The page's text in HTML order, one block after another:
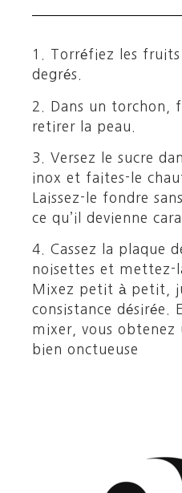
1. Torréfiez les
degrés.
2. Dans un torchon,
retirer la peau.
3. Versez le sucre
inox et faites-le
Laissez-le fondre
ce qu’il devienne
4. Cassez la plaque
noisettes et mettez-
Mixez petit à petit,
consistance désirée.
mixer, vous obtenez
bien onctueuse